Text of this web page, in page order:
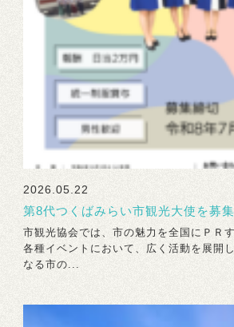
2026.05.22
第8代つくばみらい市観光大使を募
市観光協会では、市の魅力を全国にＰＲ
各種イベントにおいて、広く活動を展開
なる市の...